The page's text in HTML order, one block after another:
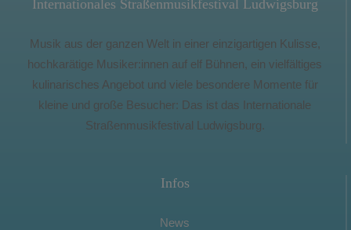
Internationales Straßenmusikfestival Ludwigsburg
Musik aus der ganzen Welt in einer einzigartigen Kulisse,
hochkarätige Musiker:innen auf elf Bühnen, ein vielfältiges
kulinarisches Angebot und viele besondere Momente für
kleine und große Besucher: Das ist das Internationale
Straßenmusikfestival Ludwigsburg.
Infos
News